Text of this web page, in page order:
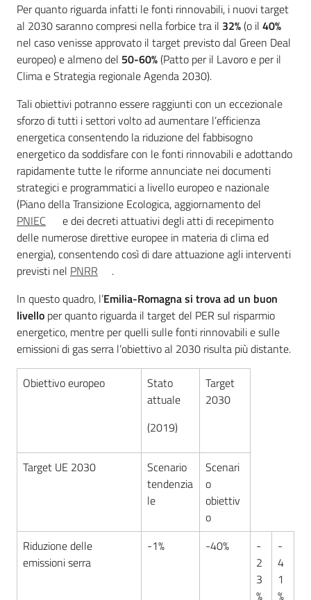
Per quanto riguarda infatti le fonti rinnovabili, i nuovi target
al 2030 saranno compresi nella forbice tra il 32%(o il 40%
nel caso venisse approvato il target previsto dal Green Deal
europeo) e almeno del 50-60%(Patto per il Lavoro e per il
Clima e Strategia regionale Agenda 2030).
Tali obiettivi potranno essere raggiunti con un eccezionale
sforzo di tutti i settori volto ad aumentare l’efficienza
energetica consentendo la riduzione del fabbisogno
energetico da soddisfare con le fonti rinnovabili e adottando
rapidamente tutte le riforme annunciate nei documenti
strategici e programmatici a livello europeo e nazionale
(Piano della Transizione Ecologica, aggiornamento del
PNIEC
e dei decreti attuativi degli atti di recepimento
delle numerose direttive europee in materia di clima ed
energia), consentendo così di dare attuazione agli interventi
previsti nel PNRR
.
In questo quadro, l’Emilia-Romagna si trova ad un buon
livello per quanto riguarda il target del PER sul risparmio
energetico, mentre per quelli sulle fonti rinnovabili e sulle
emissioni di gas serra l’obiettivo al 2030 risulta più distante.
Obiettivo europeo
Stato
attuale
(2019)
Target
2030
Target UE 2030
Scenario
tendenzia
le
Scenari
o
obiettiv
o
Riduzione delle
emissioni serra
-1% -40%
-
2
3
%
-
4
1
%